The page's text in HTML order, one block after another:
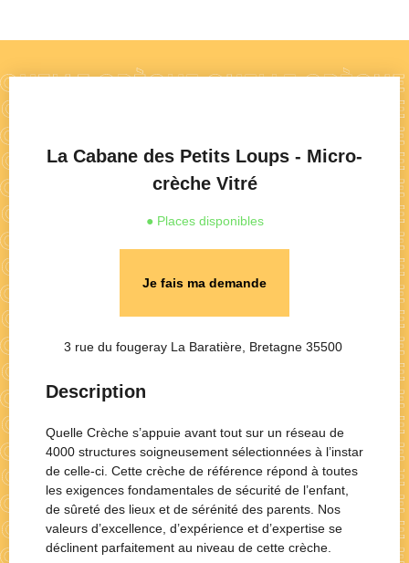
La Cabane des Petits Loups - Micro-
crèche Vitré
● Places disponibles
Je fais ma demande
3 rue du fougeray La Baratière, Bretagne 35500
Description
Quelle Crèche s’appuie avant tout sur un réseau de
4000 structures soigneusement sélectionnées à l’instar
de celle-ci. Cette crèche de référence répond à toutes
les exigences fondamentales de sécurité de l’enfant,
de sûreté des lieux et de sérénité des parents. Nos
valeurs d’excellence, d’expérience et d’expertise se
déclinent parfaitement au niveau de cette crèche.